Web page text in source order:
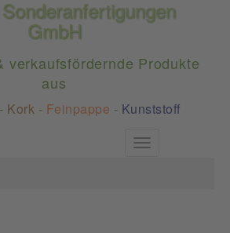
GmbH
verkaufsfördernde Produkte
aus
- Kork - Feinpappe - Kunststoff
Toggle